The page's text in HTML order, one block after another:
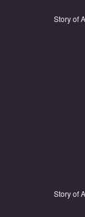
Story of
Story of